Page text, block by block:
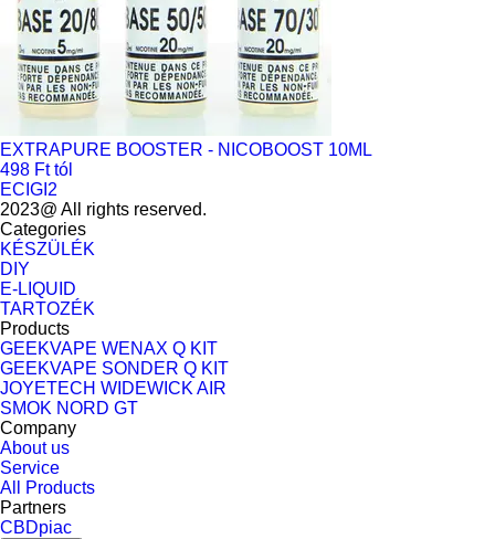
EXTRAPURE BOOSTER - NICOBOOST 10ML
498 Ft tól
ECIGI2
2023@ All rights reserved.
Categories
KÉSZÜLÉK
DIY
E-LIQUID
TARTOZÉK
Products
GEEKVAPE WENAX Q KIT
GEEKVAPE SONDER Q KIT
JOYETECH WIDEWICK AIR
SMOK NORD GT
Company
About us
Service
All Products
Partners
CBDpiac